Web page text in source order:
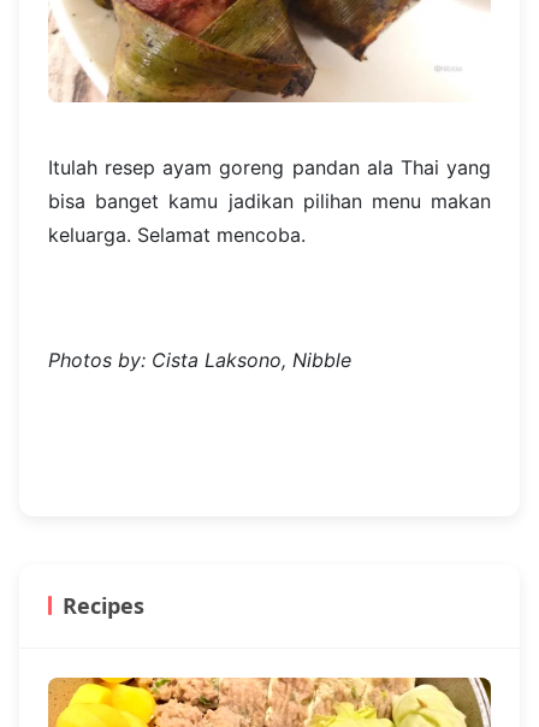
Itulah resep ayam goreng pandan ala Thai yang
bisa banget kamu jadikan pilihan menu makan
keluarga. Selamat mencoba.
Photos by: Cista Laksono, Nibble
Recipes